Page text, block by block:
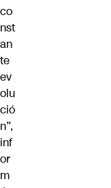
co
nst
an
te
ev
olu
ció
n”,
inf
or
m